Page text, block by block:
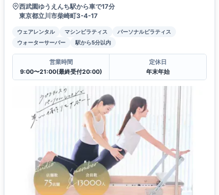
西武園ゆうえんち駅から車で17分
東京都立川市柴崎町3-4-17
ウェアレンタル マシンピラティス
パーソナルピラティス
ウォーターサーバー
駅から5分以内
営業時間
9:00〜21:00(最終受付20:00)
定休日
年末年始